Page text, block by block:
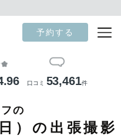
予約する
口コミ 53,461件
の
）の出張撮影